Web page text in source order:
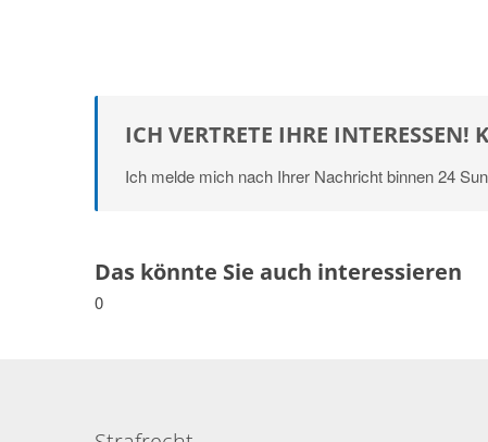
ICH VERTRETE IHRE
Ich melde mich nach Ihrer Nachricht binnen 24
Das könnte Sie auch interessieren
0